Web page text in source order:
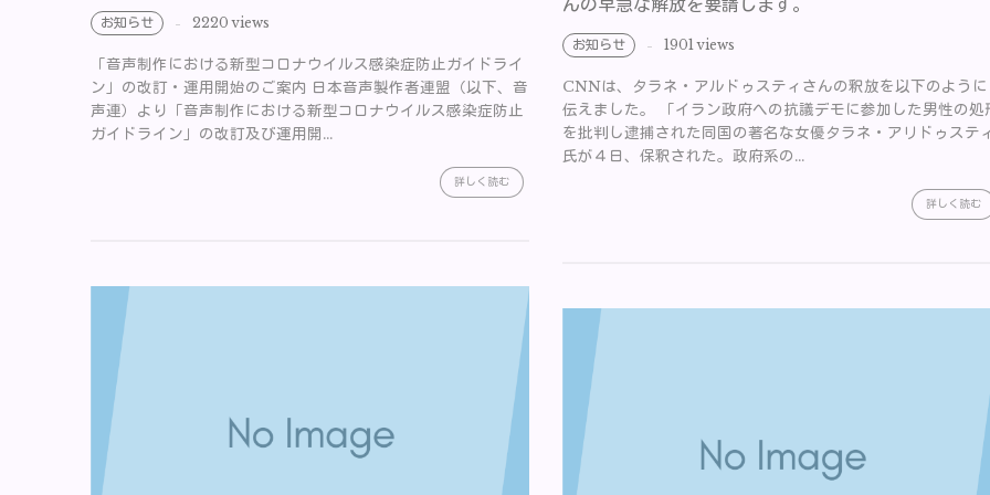
お知らせ 2220 views
「音声制作における新型コロナウイルス感染症防止ガイドライ
ン」の改訂・運用開始のご案内 日本音声製作者連盟（以下、音
声連）より「音声制作における新型コロナウイルス感染症防止
ガイドライン」の改訂及び運用開...
詳しく読む
お知らせ 1901 views
CNNは、タラネ・アルドゥスティさんの釈放を以下のように
伝えました。 「イラン政府への抗議デモに参加した男性の処
を批判し逮捕された同国の著名な女優タラネ・アリドゥステ
氏が４日、保釈された。政府系の...
詳しく読む